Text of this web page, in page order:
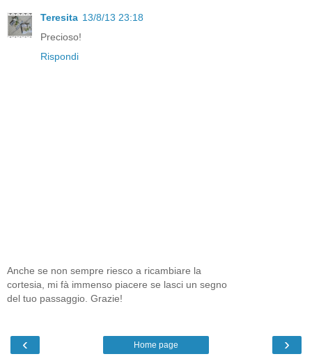
Teresita 13/8/13 23:18
Precioso!
Rispondi
Anche se non sempre riesco a ricambiare la
cortesia, mi fà immenso piacere se lasci un segno
del tuo passaggio. Grazie!
‹ ›
Home page